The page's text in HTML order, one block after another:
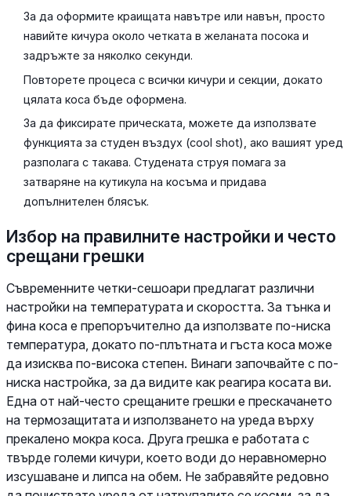
За да оформите краищата навътре или навън, просто
навийте кичура около четката в желаната посока и
задръжте за няколко секунди.
Повторете процеса с всички кичури и секции, докато
цялата коса бъде оформена.
За да фиксирате прическата, можете да използвате
функцията за студен въздух (cool shot), ако вашият уред
разполага с такава. Студената струя помага за
затваряне на кутикула на косъма и придава
допълнителен блясък.
Избор на правилните настройки и често
срещани грешки
Съвременните четки-сешоари предлагат различни
настройки на температурата и скоростта. За тънка и
фина коса е препоръчително да използвате по-ниска
температура, докато по-плътната и гъста коса може
да изисква по-висока степен. Винаги започвайте с по-
ниска настройка, за да видите как реагира косата ви.
Една от най-често срещаните грешки е прескачането
на термозащитата и използването на уреда върху
прекалено мокра коса. Друга грешка е работата с
твърде големи кичури, което води до неравномерно
изсушаване и липса на обем. Не забравяйте редовно